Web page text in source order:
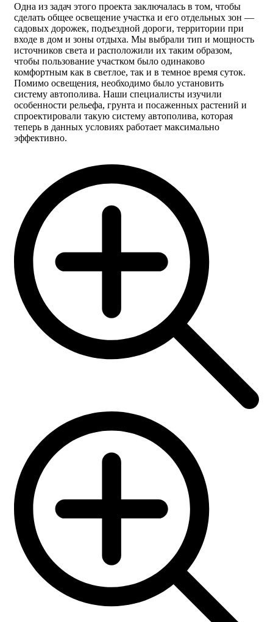
Одна из задач этого проекта заключалась в том, чтобы
сделать общее освещение участка и его отдельных зон —
садовых дорожек, подъездной дороги, территории при
входе в дом и зоны отдыха. Мы выбрали тип и мощность
источников света и расположили их таким образом,
чтобы пользование участком было одинаково
комфортным как в светлое, так и в темное время суток.
Помимо освещения, необходимо было установить
систему автополива. Наши специалисты изучили
особенности рельефа, грунта и посаженных растений и
спроектировали такую систему автополива, которая
теперь в данных условиях работает максимально
эффективно.